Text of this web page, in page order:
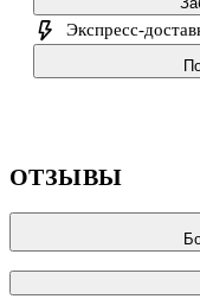
Экспресс-
ОТЗЫВЫ